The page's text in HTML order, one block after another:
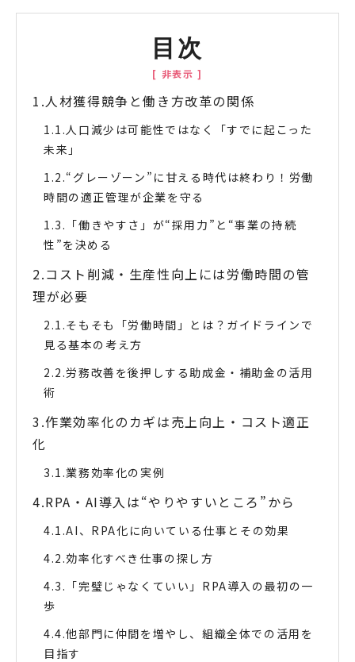
目次
人材獲得競争と働き方改革の関係
人口減少は可能性ではなく「すでに起こった
未来」
“グレーゾーン”に甘える時代は終わり！労働
時間の適正管理が企業を守る
「働きやすさ」が“採用力”と“事業の持続
性”を決める
コスト削減・生産性向上には労働時間の管
理が必要
そもそも「労働時間」とは？ガイドラインで
見る基本の考え方
労務改善を後押しする助成金・補助金の活用
術
作業効率化のカギは売上向上・コスト適正
化
業務効率化の実例
RPA・AI導入は“やりやすいところ”から
AI、RPA化に向いている仕事とその効果
効率化すべき仕事の探し方
「完璧じゃなくていい」RPA導入の最初の一
歩
他部門に仲間を増やし、組織全体での活用を
目指す